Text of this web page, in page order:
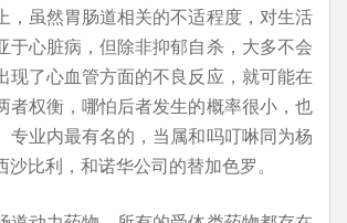
，虽然胃肠道相关的不适程度，对生活
于心脏病，但除非抑郁自杀，大多不会
现了心血管方面的不良反应，就可能在
者权衡，哪怕后者发生的概率很小，也
专业内最有名的，当属和吗叮啉同为杨
比利，和诺华公司的替加色罗。